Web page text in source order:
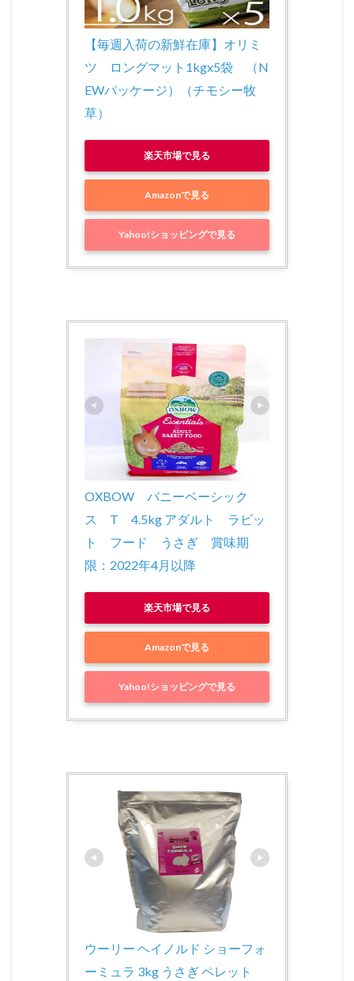
【毎週入荷の新鮮在庫】オリミ
ツ　ロングマット1kgx5袋　（N
EWパッケージ）（チモシー牧
草）
楽天市場で見る
Amazonで見る
Yahoo!ショッピングで見る
OXBOW　バニーベーシック
ス　T　4.5kg アダルト　ラビッ
ト　フード　うさぎ　賞味期
限：2022年4月以降
楽天市場で見る
Amazonで見る
Yahoo!ショッピングで見る
ウーリー ヘイノルド ショーフォ
ーミュラ 3kg うさぎ ペレット